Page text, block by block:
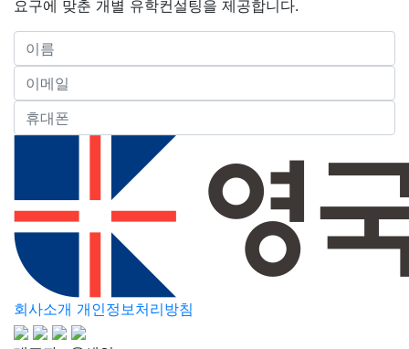
대표자 : 윤세연
사업자등록번호 : 371-81-03572
이메일 :
강남본사
서울특별시 강남구 테헤란로 7길 11 한덕빌딩 403호02-
신촌지사
서울특별시 서대문구 신촌로 127 신촌르메이르타운 3차
307호 (창천동)
02-393-1030
Follow Us